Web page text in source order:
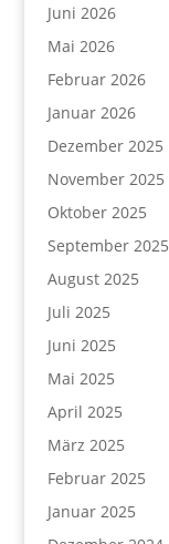
Juni 2026
Mai 2026
Februar 2026
Januar 2026
Dezember 2025
November 2025
Oktober 2025
September 2025
August 2025
Juli 2025
Juni 2025
Mai 2025
April 2025
März 2025
Februar 2025
Januar 2025